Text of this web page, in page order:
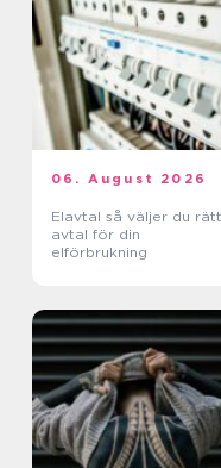
06. August 2026
Elavtal så väljer du rätt
avtal för din
elförbrukning